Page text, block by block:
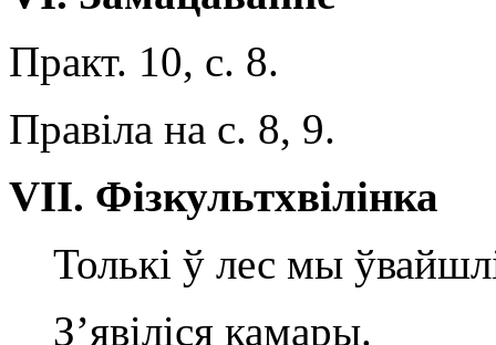
Практ. 10, с. 8.
Правіла на с. 8, 9.
VІI. Фізкультхвілінка
Толькі ў лес мы
З’явіліся камары.